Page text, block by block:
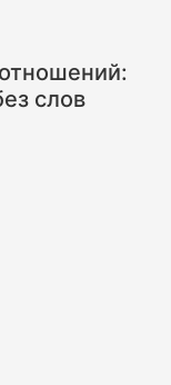
слов